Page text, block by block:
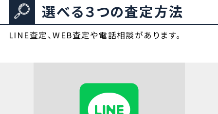
選べる３つの査定方法
LINE査定、WEB査定や電話相談があります。